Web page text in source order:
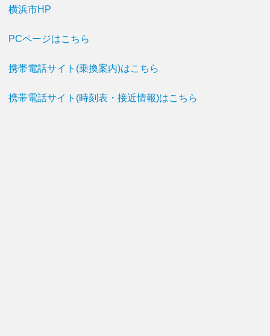
横浜市HP
PCページはこちら
携帯電話サイト(乗換案内)はこちら
携帯電話サイト(時刻表・接近情報)はこちら